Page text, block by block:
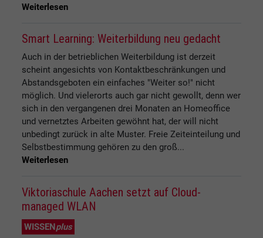
Weiterlesen
Smart Learning: Weiterbildung neu gedacht
Auch in der betrieblichen Weiterbildung ist derzeit
scheint angesichts von Kontaktbeschränkungen und
Abstandsgeboten ein einfaches "Weiter so!" nicht
möglich. Und vielerorts auch gar nicht gewollt, denn wer
sich in den vergangenen drei Monaten an Homeoffice
und vernetztes Arbeiten gewöhnt hat, der will nicht
unbedingt zurück in alte Muster. Freie Zeiteinteilung und
Selbstbestimmung gehören zu den groß...
Weiterlesen
Viktoriaschule Aachen setzt auf Cloud-
managed WLAN
WISSENplus